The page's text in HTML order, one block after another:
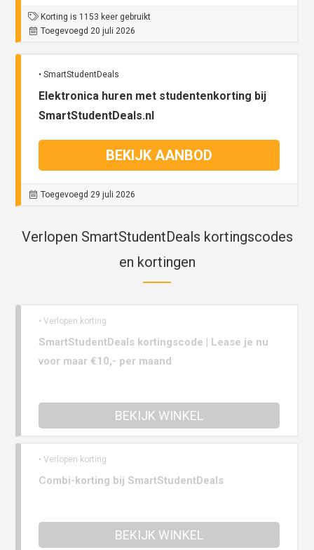
Korting is 1153 keer gebruikt
Toegevoegd 20 juli 2026
• SmartStudentDeals
Elektronica huren met studentenkorting bij
SmartStudentDeals.nl
BEKIJK AANBOD
Toegevoegd 29 juli 2026
Verlopen SmartStudentDeals kortingscodes
en kortingen
• Verlopen korting
SmartStudentDeals kortingscode | Lease je nu
voor maar €10,- per maand
BEKIJK WINKEL
• Verlopen korting
Combi-korting bij SmartStudentDeals
BEKIJK WINKEL